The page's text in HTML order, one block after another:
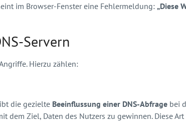
im Browser-Fenster eine Fehlermeldung: „Diese
Servern
Hierzu zählen:
die gezielte Beeinflussung einer DNS-Abfrage bei
dem Ziel, Daten des Nutzers zu gewinnen. Diese